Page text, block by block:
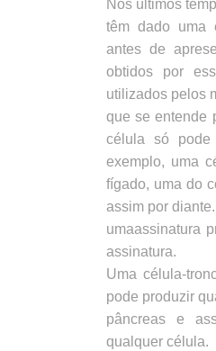
têm dado uma
antes de
obtidos por
utilizados pelos
que se entende
célula só
exemplo, uma
fígado, uma do
assim por
umaassinatura
assinatura.
Uma célula-
pode produzir
pâncreas e
qualquer célula.